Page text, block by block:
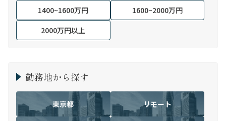
1400~1600万円
1600~2000万円
2000万円以上
勤務地から探す
東京都 リモート